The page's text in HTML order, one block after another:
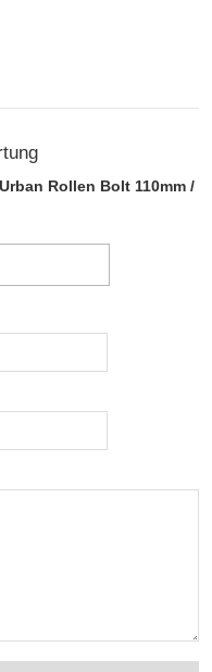
Rollen Bolt 110mm /